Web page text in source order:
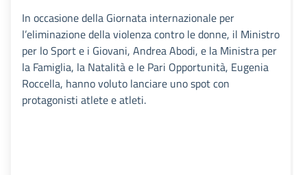
In occasione della Giornata internazionale per
l’eliminazione della violenza contro le donne, il Ministro
per lo Sport e i Giovani, Andrea Abodi, e la Ministra per
la Famiglia, la Natalità e le Pari Opportunità, Eugenia
Roccella, hanno voluto lanciare uno spot con
protagonisti atlete e atleti.